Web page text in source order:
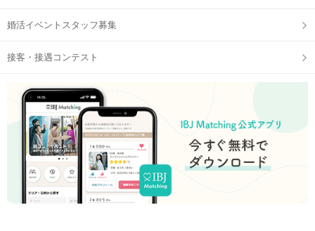
婚活イベントスタッフ募集
接客・接遇コンテスト